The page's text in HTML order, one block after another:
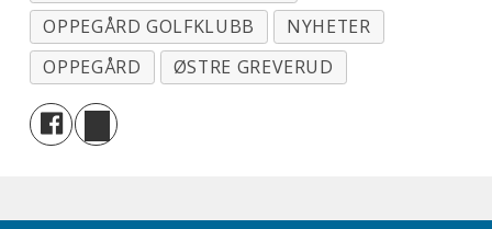
OPPEGÅRD GOLFKLUBB
NYHETER
OPPEGÅRD
ØSTRE GREVERUD